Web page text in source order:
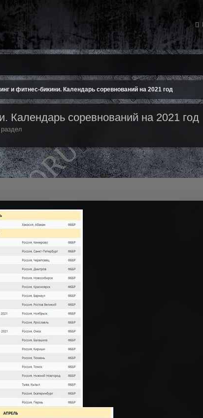
и фитнес-бикини. Календарь соревнований на 2021 год
Календарь соревнований на 2021 год